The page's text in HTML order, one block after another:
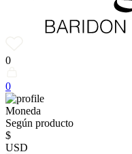
0
0
Moneda
Según producto
$
USD